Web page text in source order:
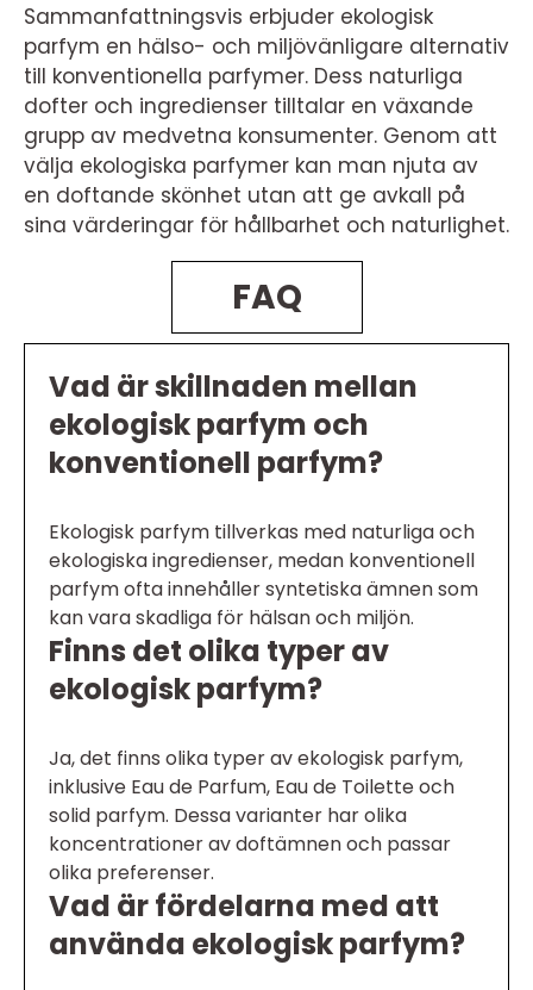
Sammanfattningsvis erbjuder ekologisk
parfym en hälso- och miljövänligare alternativ
till konventionella parfymer. Dess naturliga
dofter och ingredienser tilltalar en växande
grupp av medvetna konsumenter. Genom att
välja ekologiska parfymer kan man njuta av
en doftande skönhet utan att ge avkall på
sina värderingar för hållbarhet och naturlighet.
FAQ
Vad är skillnaden mellan
ekologisk parfym och
konventionell parfym?
Ekologisk parfym tillverkas med naturliga och
ekologiska ingredienser, medan konventionell
parfym ofta innehåller syntetiska ämnen som
kan vara skadliga för hälsan och miljön.
Finns det olika typer av
ekologisk parfym?
Ja, det finns olika typer av ekologisk parfym,
inklusive Eau de Parfum, Eau de Toilette och
solid parfym. Dessa varianter har olika
koncentrationer av doftämnen och passar
olika preferenser.
Vad är fördelarna med att
använda ekologisk parfym?